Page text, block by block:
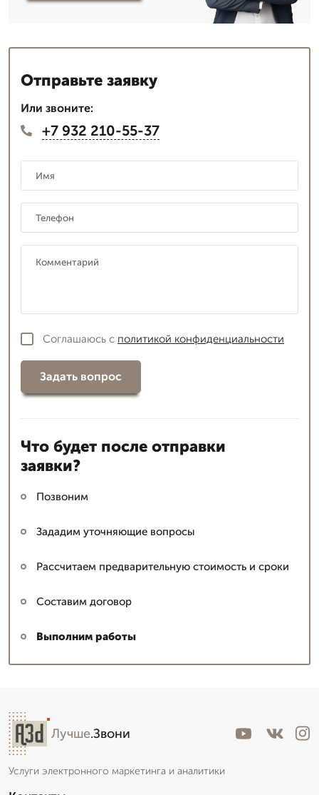
Отправьте заявку
Или звоните:
+7 932 210-55-37
Соглашаюсь с политикой конфиденциальности
Задать вопрос
Что будет после отправки
заявки?
Позвоним
Зададим уточняющие вопросы
Рассчитаем предварительную стоимость и сроки
Составим договор
Выполним работы
Лучше.Звони
Услуги электронного маркетинга и аналитики